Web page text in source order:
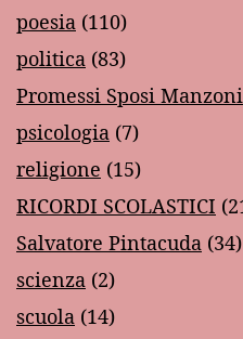
poesia (110)
politica (83)
Promessi Sposi Manzoni
psicologia (7)
religione (15)
RICORDI SCOLASTICI
Salvatore Pintacuda (34)
scienza (2)
scuola (14)